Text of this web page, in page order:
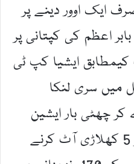
ایک اوور دینے پر
اعظم کی کپتانی پر
کیمطابق ایشیا کپ ٹی
میں سری لنکا
چھٹی بار ایشین
چیمپئن بن گیا۔58 رنز پر 5 کھلاڑی آٹ کرنے